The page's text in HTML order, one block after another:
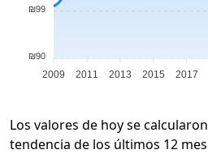
₪99
₪90
2009 2011 2013 2015 2017
Los valores de hoy se
tendencia de los últimos 12